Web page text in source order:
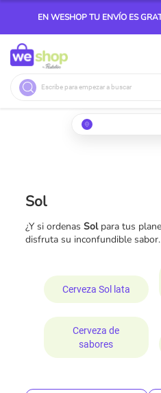
EN WESHOP TU ENVÍO ES
Buscar
Sol
¿Y si ordenas Solpara tus
disfruta su inconfundible
Cerveza Sol lata
Cerveza de
sabores